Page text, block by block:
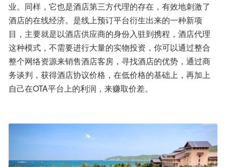
业。同样，它也是酒店第三方代理的存在，有效地刺激了
酒店的在线经济。是线上预订平台衍生出来的一种新项
目，主要就是以酒店供应商的身份入驻到携程，酒店代理
这种模式，不需要进行大量的实物投资，你可以通过整合
整个网络资源来销售酒店客房，寻找酒店的优势，通过商
务谈判，获得酒店协议价格，在低价格的基础上，再加上
自己在OTA平台上的利润，来赚取价差。